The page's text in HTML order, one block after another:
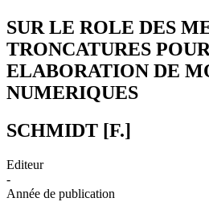
SUR LE ROLE DES
TRONCATURES
ELABORATION DE
NUMERIQUES
SCHMIDT [F.]
Editeur
-
Année de publication